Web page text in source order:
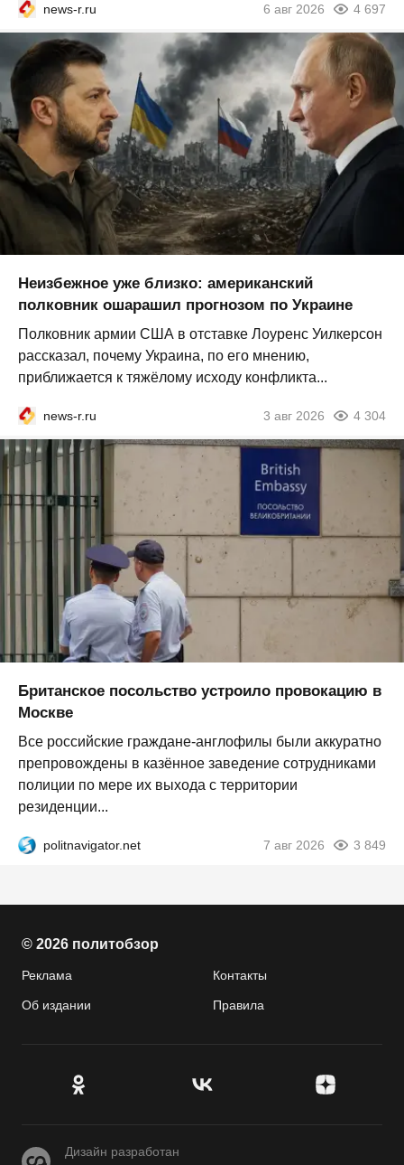
news-r.ru 6 авг 2026 4 697
Неизбежное уже близко: американский
полковник ошарашил прогнозом по Украине
Полковник армии США в отставке Лоуренс Уилкерсон
рассказал, почему Украина, по его мнению,
приближается к тяжёлому исходу конфликта...
news-r.ru 3 авг 2026 4 304
Британское посольство устроило провокацию в
Москве
Все российские граждане-англофилы были аккуратно
препровождены в казённое заведение сотрудниками
полиции по мере их выхода с территории
резиденции...
politnavigator.net 7 авг 2026 3 849
© 2026 политобзор
Реклама Контакты
Об издании Правила